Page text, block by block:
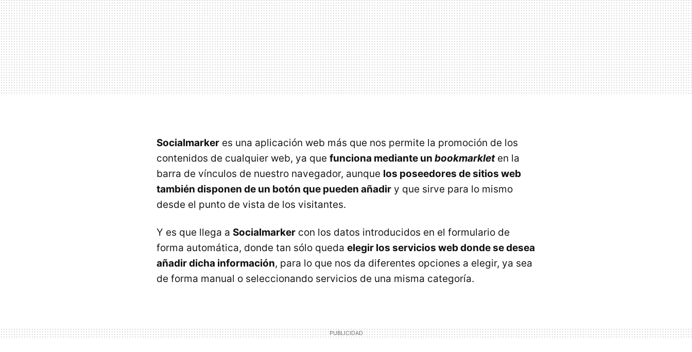
Socialmarker es una aplicación web más que nos permite la promoción de los
contenidos de cualquier web, ya que funciona mediante un bookmarkleten la
barra de vínculos de nuestro navegador, aunque los poseedores de sitios web
también disponen de un botón que pueden añadir y que sirve para lo mismo
desde el punto de vista de los visitantes.
Y es que llega a Socialmarker con los datos introducidos en el formulario de
forma automática, donde tan sólo queda elegir los servicios web donde se desea
añadir dicha información, para lo que nos da diferentes opciones a elegir, ya sea
de forma manual o seleccionando servicios de una misma categoría.